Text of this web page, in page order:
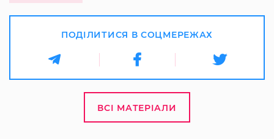
ПОДІЛИТИСЯ В СОЦМЕРЕЖАХ
ВСІ МАТЕРІАЛИ